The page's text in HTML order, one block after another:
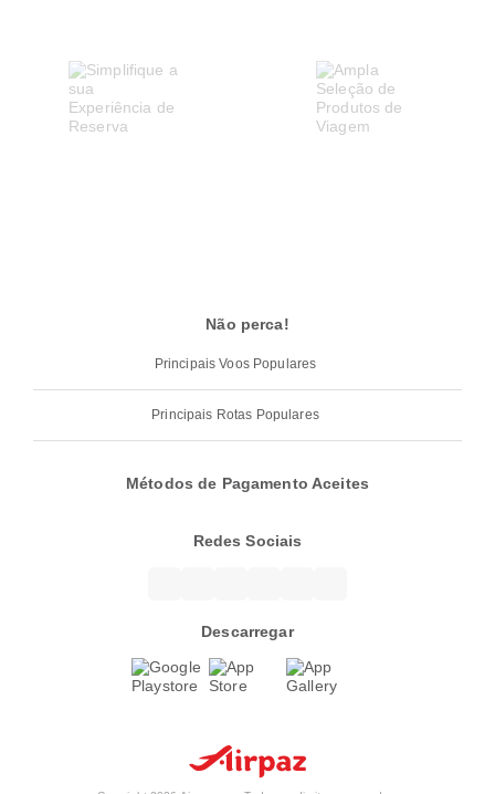
Não perca!
Principais Voos Populares
Principais Rotas Populares
Métodos de Pagamento Aceites
Redes Sociais
Descarregar